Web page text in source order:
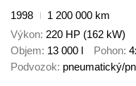
1998
1 200 000 km
Výkon 220 HP (162 kW)
Objem 13 000 l Pohon
Podvozok pneumatický/